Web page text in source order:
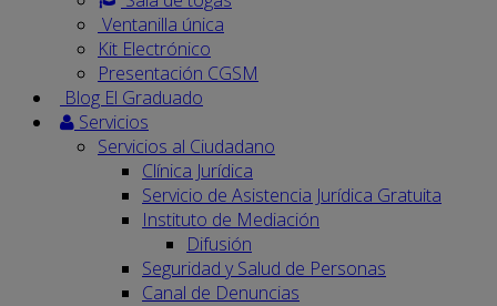
Ventanilla única
Kit Electrónico
Presentación CGSM
Blog El Graduado
Servicios
Servicios al Ciudadano
Clínica Jurídica
Servicio de Asistencia Jurídica Gratuita
Instituto de Mediación
Difusión
Seguridad y Salud de Personas
Canal de Denuncias